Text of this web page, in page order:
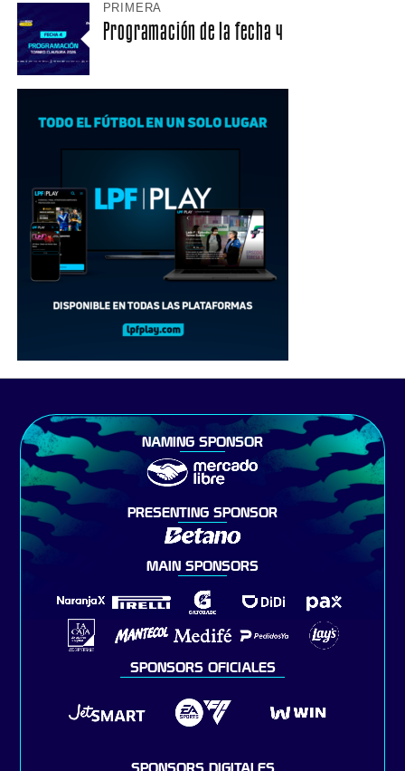
PRIMERA
Programación de la fecha 4
NAMING SPONSOR
PRESENTING SPONSOR
MAIN SPONSORS
SPONSORS OFICIALES